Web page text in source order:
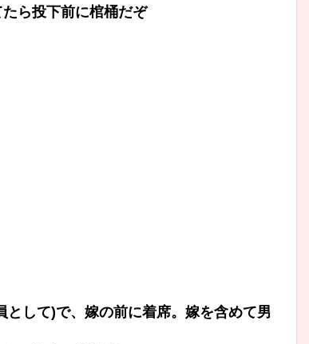
ら投下前に棺桶だぞ
して)で、嫁の前に着席。嫁を含めて男